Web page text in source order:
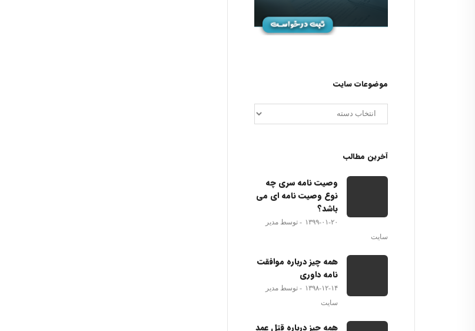
موضوعات سایت
آخرین مطالب
وصیت نامه سری چه
نوع وصیت نامه ای می
باشد؟
۱۳۹۹-۰۱-۲۰
توسط مدیر
سایت
همه چیز درباره موافقت
نامه داوری
۱۳۹۸-۱۲-۱۴
توسط مدیر
سایت
همه چیز درباره قتل عمد